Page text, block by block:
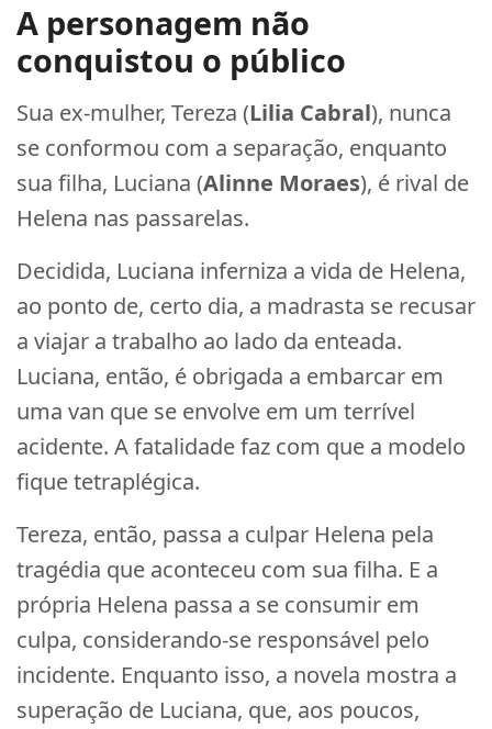
A personagem não
conquistou o público
Sua ex-mulher, Tereza (Lilia Cabral), nunca
se conformou com a separação, enquanto
sua filha, Luciana (Alinne Moraes), é rival de
Helena nas passarelas.
Decidida, Luciana inferniza a vida de Helena,
ao ponto de, certo dia, a madrasta se recusar
a viajar a trabalho ao lado da enteada.
Luciana, então, é obrigada a embarcar em
uma van que se envolve em um terrível
acidente. A fatalidade faz com que a modelo
fique tetraplégica.
Tereza, então, passa a culpar Helena pela
tragédia que aconteceu com sua filha. E a
própria Helena passa a se consumir em
culpa, considerando-se responsável pelo
incidente. Enquanto isso, a novela mostra a
superação de Luciana, que, aos poucos,